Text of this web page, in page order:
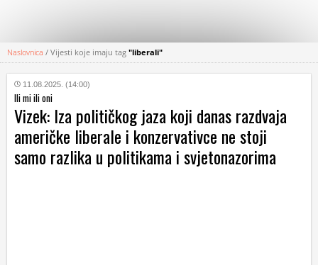
KATEGORIJE
HRVATSKI
WEB
Naslovnica / Vijesti koje imaju tag "liberali"
11.08.2025. (14:00)
Ili mi ili oni
Vizek: Iza političkog jaza koji danas razdvaja
američke liberale i konzervativce ne stoji
samo razlika u politikama i svjetonazorima